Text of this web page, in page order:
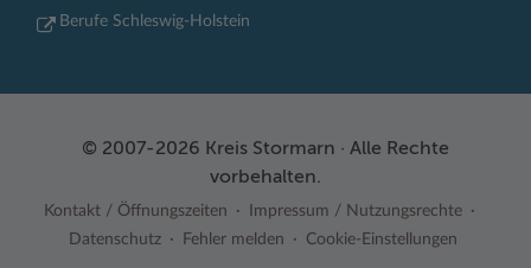
Berufe Schleswig-Holstein
© 2007-2026 Kreis Stormarn · Alle Rechte
vorbehalten.
Kontakt / Öffnungszeiten
Impressum / Nutzungsrechte
Datenschutz
Fehler melden Cookie-Einstellungen